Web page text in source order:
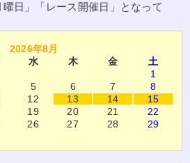
日」「レース開催日」となって
2026年8月
水 木 金
土
1
5 6 7
8
12 13 14
15
19 20 21
22
26 27 28
29